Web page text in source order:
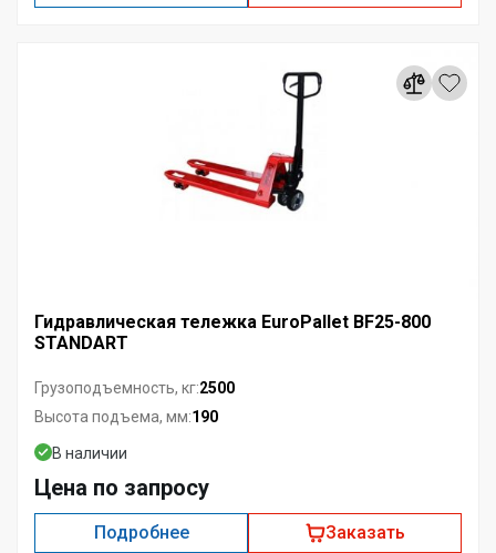
Гидравлическая тележка EuroPallet BF25-800
STANDART
Грузоподъемность, кг:2500
Высота подъема, мм:190
В наличии
Цена по запросу
Подробнее Заказать